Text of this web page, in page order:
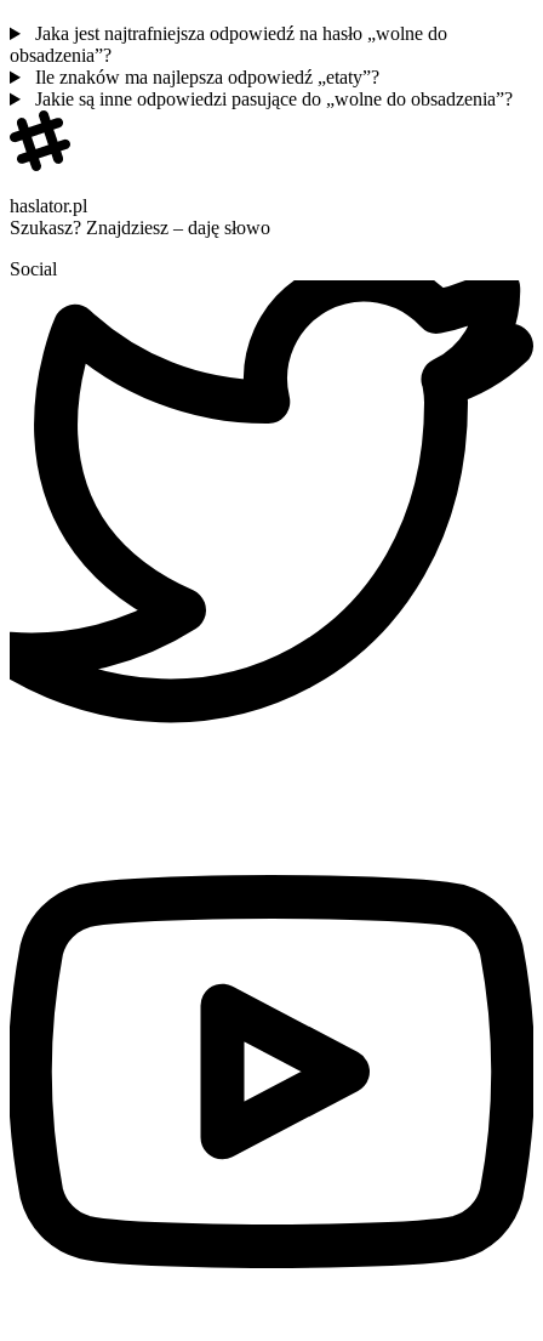
Jaka jest najtrafniejsza odpowiedź na hasło „wolne do
obsadzenia”?
Ile znaków ma najlepsza odpowiedź „etaty”?
Jakie są inne odpowiedzi pasujące do „wolne do obsadzenia”?
haslator.pl
Szukasz? Znajdziesz – daję słowo
Social